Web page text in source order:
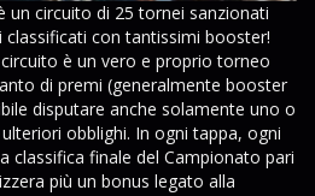
un circuito di 25 tornei sanzionati
classificati con tantissimi booster!
è un vero e proprio torneo
di premi (generalmente booster
disputare anche solamente uno o
obblighi. In ogni tappa, ogni
classifica finale del Campionato pari
più un bonus legato alla